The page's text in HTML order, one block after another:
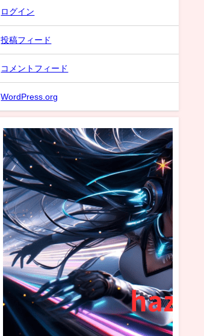
ログイン
投稿フィード
コメントフィード
WordPress.org